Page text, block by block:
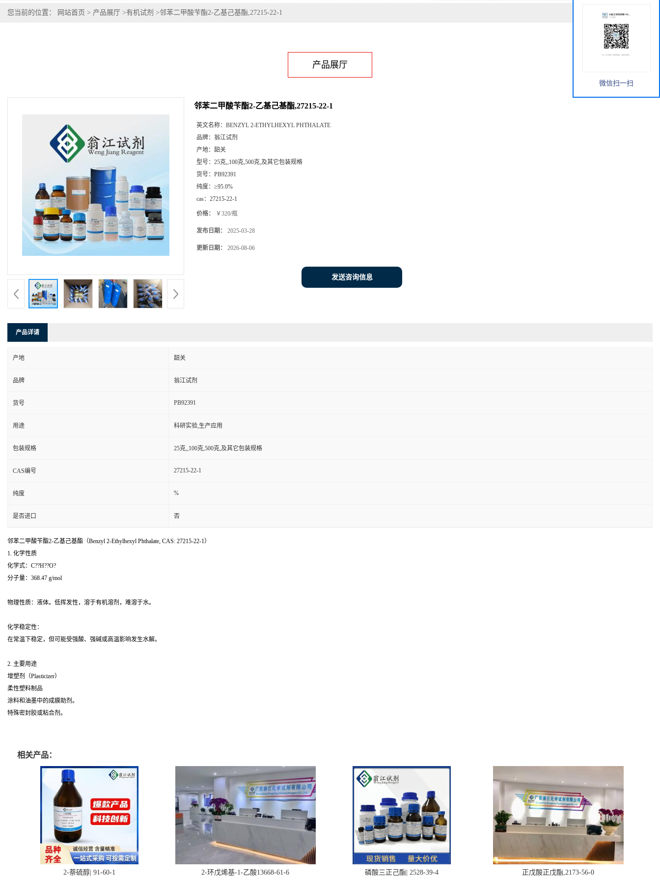
您当前的位置： 网站首页 > 产品展厅 >有机试剂 >邻苯二甲酸苄酯2-乙基己基酯,27215-22-1
产品展厅
邻苯二甲酸苄酯2-乙基己基酯,27215-22-1
英文名称： BENZYL 2-ETHYLHEXYL PHTHALATE
品牌： 翁江试剂
产地： 韶关
型号： 25克,,100克,500克,及其它包装规格
货号： PB92391
纯度： ≥95.0%
cas： 27215-22-1
价格： ￥320/瓶
发布日期： 2025-03-28
更新日期： 2026-08-06
发送咨询信息
产品详请
产地 韶关
品牌 翁江试剂
货号 PB92391
用途 科研实验,生产应用
包装规格 25克,,100克,500克,及其它包装规格
CAS编号 27215-22-1
纯度 %
是否进口 否
邻苯二甲酸苄酯2-乙基己基酯（Benzyl 2-Ethylhexyl Phthalate, CAS: 27215-22-1）
1. 化学性质
化学式：C??H??O?
分子量：368.47 g/mol
物理性质：液体。低挥发性，溶于有机溶剂，难溶于水。
化学稳定性：
在常温下稳定，但可能受强酸、强碱或高温影响发生水解。
2. 主要用途
增塑剂（Plasticizer）
柔性塑料制品
涂料和油墨中的成膜助剂。
特殊密封胶或粘合剂。
相关产品：
2-萘硫醇| 91-60-1 2-环戊烯基-1-乙酸13668-61-6 磷酸三正己酯| 2528-39-4 正戊酸正戊酯,2173-56-0
微信扫一扫